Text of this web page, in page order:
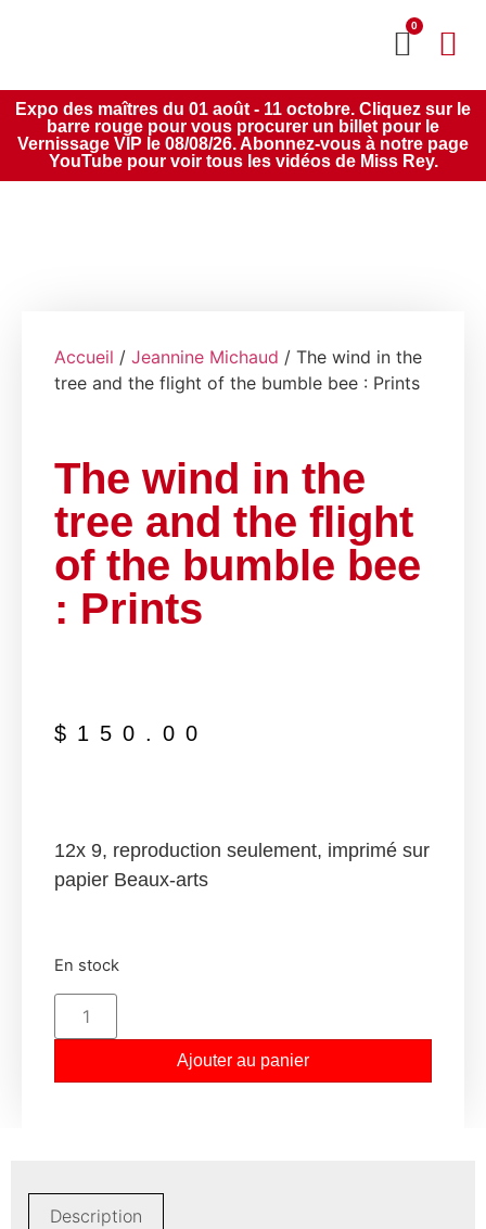
0
Expo des maîtres du 01 août - 11 octobre. Cliquez sur le
barre rouge pour vous procurer un billet pour le
Vernissage VIP le 08/08/26. Abonnez-vous à notre page
YouTube pour voir tous les vidéos de Miss Rey.
Accueil / Jeannine Michaud / The wind in the
tree and the flight of the bumble bee : Prints
The wind in the
tree and the flight
of the bumble bee
: Prints
$ 150.00
12x 9, reproduction seulement, imprimé sur
papier Beaux-arts
En stock
Ajouter au panier
Description